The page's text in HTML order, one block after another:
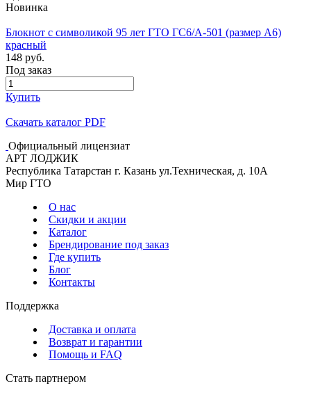
Новинка
Блокнот с символикой 95 лет ГТО ГС6/А-501 (размер А6)
красный
148 руб.
Под заказ
Купить
Скачать каталог PDF
Официальный лицензиат
АРТ ЛОДЖИК
Республика Татарстан г. Казань ул.Техническая, д. 10А
Мир ГТО
О нас
Скидки и акции
Каталог
Брендирование под заказ
Где купить
Блог
Контакты
Поддержка
Доставка и оплата
Возврат и гарантии
Помощь и FAQ
Стать партнером